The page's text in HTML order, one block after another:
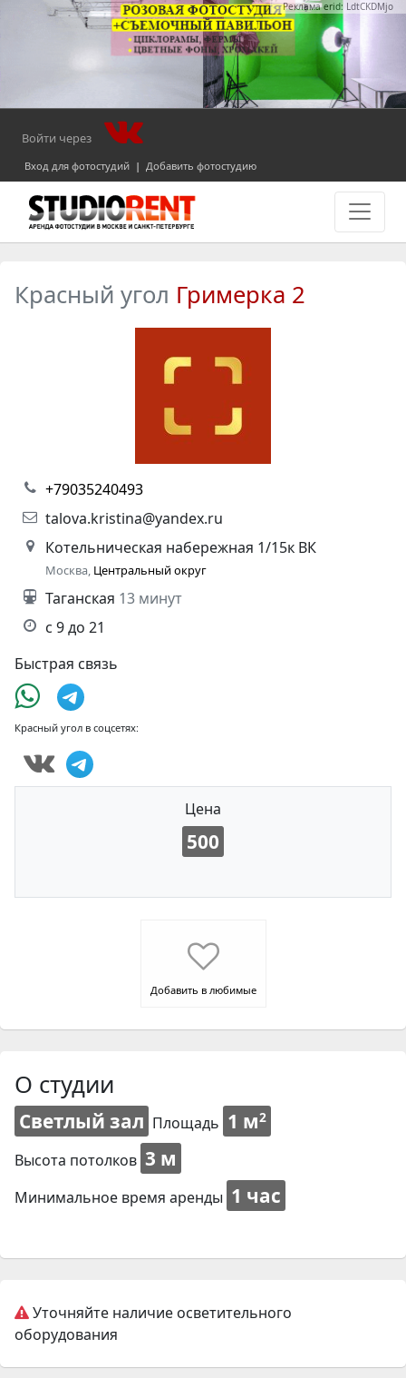
Реклама erid: LdtCKDMjo
Войти через
Вход для фотостудий | Добавить фотостудию
Красный угол Гримерка 2
+79035240493
talova.kristina@yandex.ru
Котельническая набережная 1/15к ВК
Москва, Центральный округ
Таганская 13 минут
с 9 до 21
Быстрая связь
Красный угол в соцсетях:
Цена
500
Добавить в любимые
О студии
Светлый зал Площадь 1 м2
Высота потолков 3 м
Минимальное время аренды 1 час
Уточняйте наличие осветительного
оборудования